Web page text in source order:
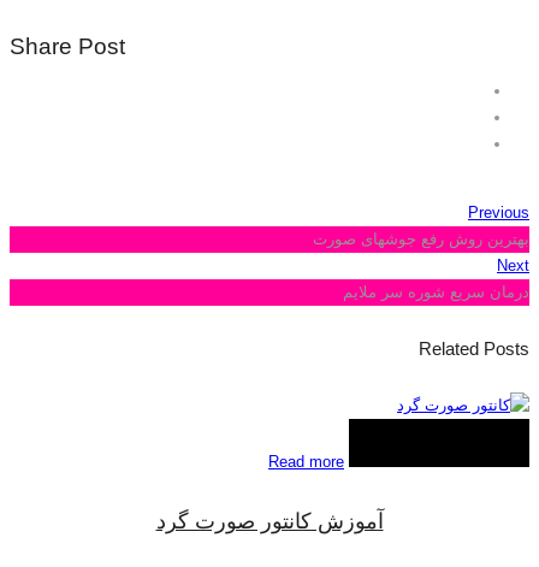
Share Post
Previous
بهترین روش رفع جوشهای صورت
Next
درمان سریع شوره سر ملایم
Related Posts
Read more
آموزش کانتور صورت گرد